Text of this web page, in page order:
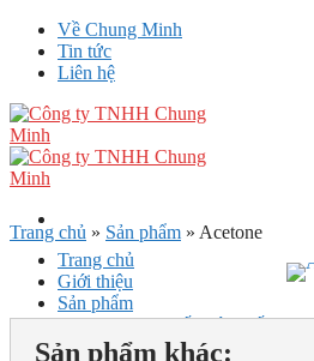
Skip
content
Về Chung Minh
Tin tức
Liên hệ
Trang chủ
Giới thiệu
Sản phẩm
Lĩnh vực cung cấp hóa chất
Dịch vụ
Trang chủ » Sản phẩm » Acetone
Sản phẩm khác: